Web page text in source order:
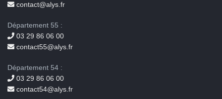
contact@alys.fr
Département 55 :
03 29 86 06 00
contact55@alys.fr
Département 54 :
03 29 86 06 00
contact54@alys.fr